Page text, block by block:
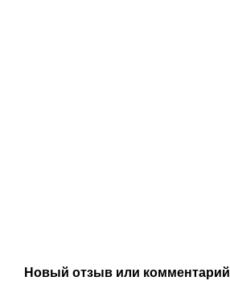
Новый отзыв или комментарий